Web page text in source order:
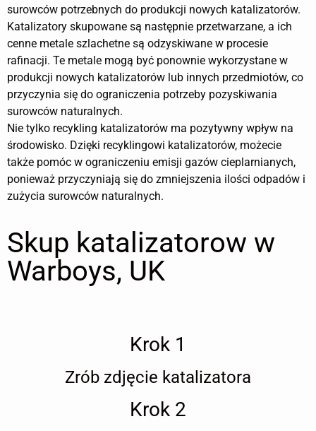
surowców potrzebnych do produkcji nowych katalizatorów.
Katalizatory skupowane są następnie przetwarzane, a ich
cenne metale szlachetne są odzyskiwane w procesie
rafinacji. Te metale mogą być ponownie wykorzystane w
produkcji nowych katalizatorów lub innych przedmiotów, co
przyczynia się do ograniczenia potrzeby pozyskiwania
surowców naturalnych.
Nie tylko recykling katalizatorów ma pozytywny wpływ na
środowisko. Dzięki recyklingowi katalizatorów, możecie
także pomóc w ograniczeniu emisji gazów cieplarnianych,
ponieważ przyczyniają się do zmniejszenia ilości odpadów i
zużycia surowców naturalnych.
Skup katalizatorow w
Warboys, UK
Krok 1
Zrób zdjęcie katalizatora
Krok 2